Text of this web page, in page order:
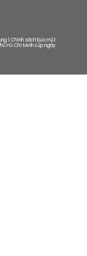
| Chính sách bảo mật
Hồ Chí Minh cấp ngày